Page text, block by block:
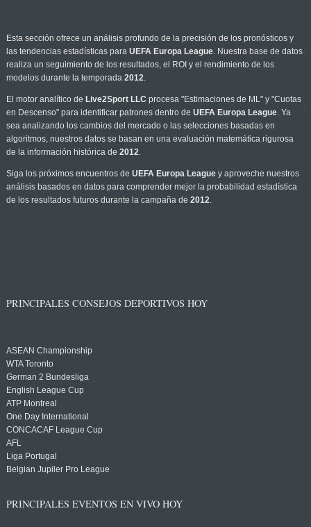
Esta sección ofrece un análisis profundo de la precisión de los pronósticos y
las tendencias estadísticas para UEFA Europa League. Nuestra base de datos
realiza un seguimiento de los resultados, el ROI y el rendimiento de los
modelos durante la temporada 2012.
El motor analítico de Live2Sport LLC procesa "Estimaciones de ML" y "Cuotas
en Descenso" para identificar patrones dentro de UEFA Europa League. Ya
sea analizando los cambios del mercado o las selecciones basadas en
algoritmos, nuestros datos se basan en una evaluación matemática rigurosa
de la información histórica de 2012.
Siga los próximos encuentros de UEFA Europa Leaguey aproveche nuestros
análisis basados en datos para comprender mejor la probabilidad estadística
de los resultados futuros durante la campaña de 2012.
PRINCIPALES CONSEJOS DEPORTIVOS HOY
ASEAN Championship
WTA Toronto
German 2 Bundesliga
English League Cup
ATP Montreal
One Day International
CONCACAF League Cup
AFL
Liga Portugal
Belgian Jupiler Pro League
PRINCIPALES EVENTOS EN VIVO HOY